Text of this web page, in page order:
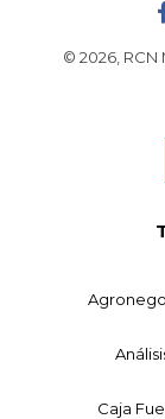
© 2026,
Caja